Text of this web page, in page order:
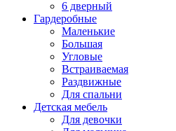
6 дверный
Гардеробные
Маленькие
Большая
Угловые
Встраиваемая
Раздвижные
Для спальни
Детская мебель
Для девочки